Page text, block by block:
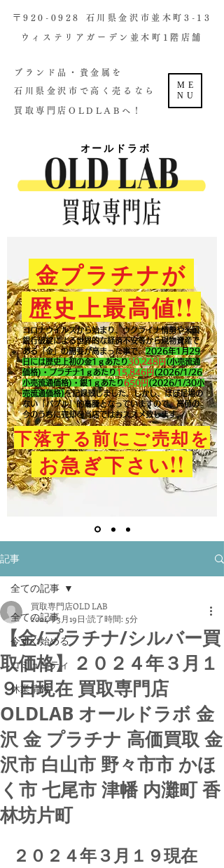
ME
NU
金プラチナが
歴史上最高値!!
コロナウイルスから始まり、ウクライナ情勢や米国
銀行破綻による世界的な経済不安等から現物資産で
ある「金」の需要が高まった事で、2026年1月29
日には歴史上初の金1ｇあたり30,248円 (小売流通
価格)・プラチナ1ｇあたり15,846円 (2026/1/26
小売流通価格)・銀1ｇあたり650円 (2026/1/30小
売流通価格)を記録致しました。​しかし、ほぼ足場の
ない「バブル」的高騰となっていますので、高値の
今のうちに売却を当店ではおススメ致します。
下落する前にご売却を
お急ぎ下さい!!
​〒920-0928 石川県金沢市並木町3-13
ウィステリアガーデン並木町1階店舗​
ブランド品・貴金属を
石川県金沢市で高く売るなら
買取専門店OLDLABへ！
オールドラボ
記事
全ての記事
今すぐ始める
コミュニティ
休業情報
全ての記事
【金/プラチナ/シルバー買
取価格】２０２４年３月１
９日現在 買取専門店
OLDLAB オールドラボ 金
沢 金 プラチナ 高価買取 金
沢市 白山市 野々市市 かほ
く市 七尾市 津幡 内灘町 香
林坊片町
買取専門店OLD LAB
2024年3月19日 読了時間: 5分
２０２４年３月１９現在